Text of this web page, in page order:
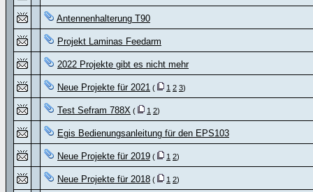
Antennenhalterung T90
Projekt Laminas Feedarm
2022 Projekte gibt es nicht mehr
Neue Projekte für 2021 ( 1 2 3)
Test Sefram 788X ( 1 2)
Egis Bedienungsanleitung für den EPS103
Neue Projekte für 2019 ( 1 2)
Neue Projekte für 2018 ( 1 2)